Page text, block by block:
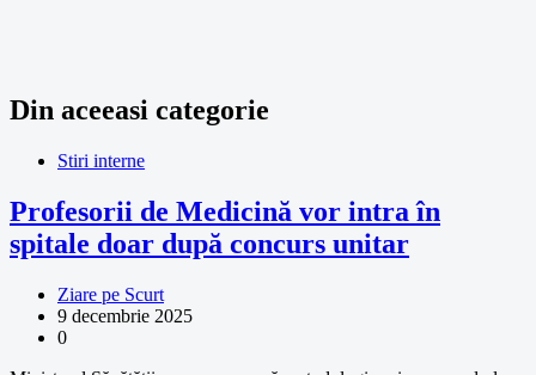
Din aceeasi categorie
Stiri interne
Profesorii de Medicină vor intra în
spitale doar după concurs unitar
Ziare pe Scurt
9 decembrie 2025
0